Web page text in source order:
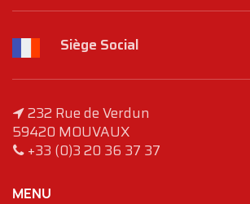
Siège Social
232 Rue de Verdun
59420 MOUVAUX
+33 (0)3 20 36 37 37
MENU